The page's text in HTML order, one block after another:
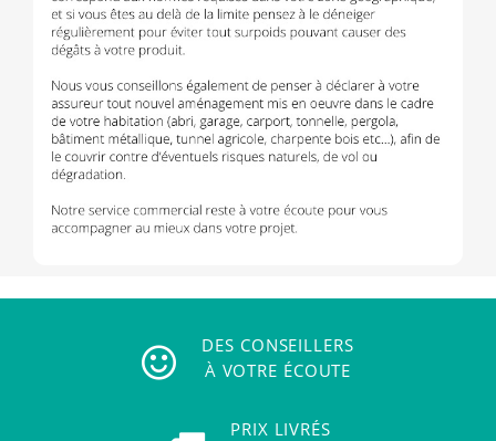
DES CONSEILLERS
À VOTRE ÉCOUTE
PRIX LIVRÉS